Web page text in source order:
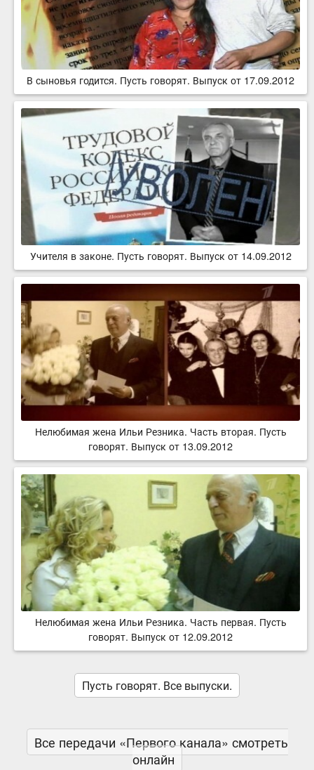
В сыновья годится. Пусть говорят. Выпуск от 17.09.2012
Учителя в законе. Пусть говорят. Выпуск от 14.09.2012
Нелюбимая жена Ильи Резника. Часть вторая. Пусть
говорят. Выпуск от 13.09.2012
Нелюбимая жена Ильи Резника. Часть первая. Пусть
говорят. Выпуск от 12.09.2012
Пусть говорят. Все выпуски.
Все передачи «Первого канала» смотреть
онлайн